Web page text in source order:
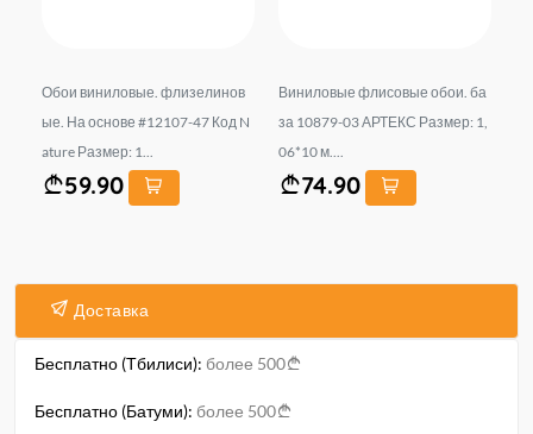
Обои виниловые. флизелинов
ые. На основе #12107-47 Код N
ature Размер: 1...
59.90
Виниловые флисовые обои. ба
за 10879-03 АРТЕКС Размер: 1,
06*10 м....
74.90
Доставка
Бесплатно (Тбилиси): более 500
Бесплатно (Батуми): более 500